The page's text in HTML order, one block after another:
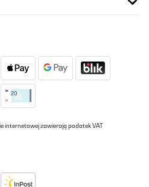
Die Qualität und Verarbeitung sind
sie hochwertig ist. Auch die
klappt problemlos, was im Alltag
Kritikpunkte gibt es aber: Das
leider recht schnell, und die
am Einsatz sind etwas mühsam
– da kommt man mit den Fingern
bin ich insgesamt überzeugt.
bekam ich blitzschnell Ersatz –
internetowej zawierają podatek VAT